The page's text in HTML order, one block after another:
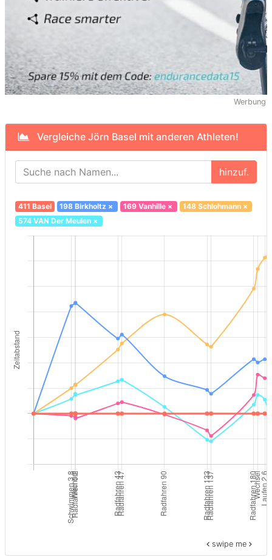
Werbung
Vergleiche Jörn Basel mit anderen Athleten!
hinzuf.
411 Basel 198 Birkholtz × 169 Vanhille× 148 Schlohmann×
574 VAN Der Meulen×
swipe me